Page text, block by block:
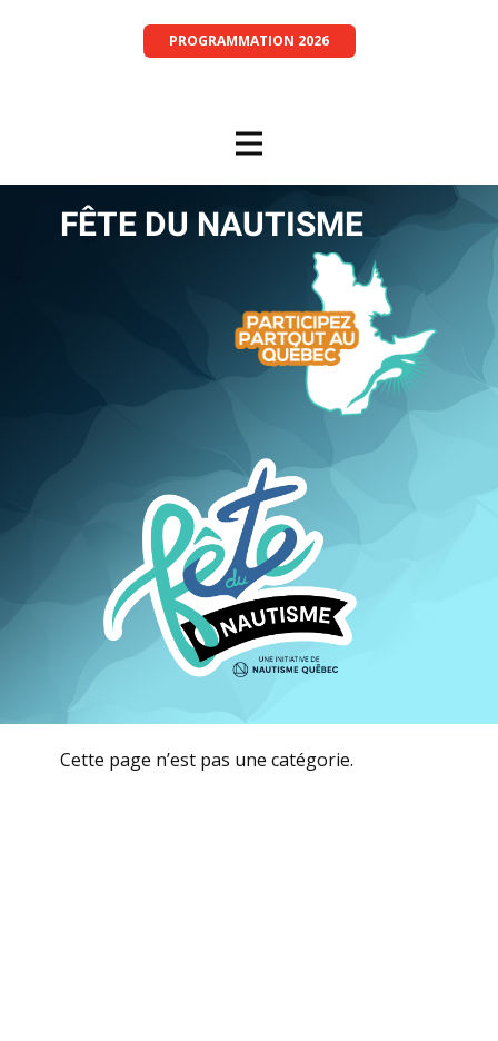
PROGRAMMATION 2026
FÊTE D​U NAUTISME
Cette page n’est pas une catégorie.